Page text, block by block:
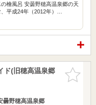
檜風呂 安曇野穂高温泉郷の天
平成24年（2012年）…
お気に入
りに追加
ド(旧穂高温泉郷
曇野穂高温泉郷